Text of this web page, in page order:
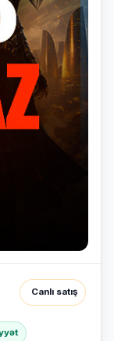
Canlı satış